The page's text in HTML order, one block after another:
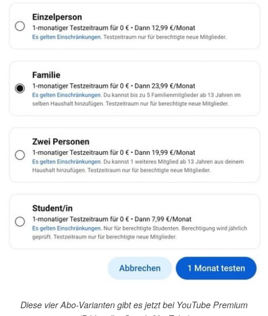
Diese vier Abo-Varianten gibt es jetzt bei YouTube Premium